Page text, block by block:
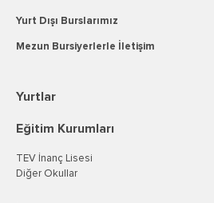
Yurt Dışı Burslarımız
Mezun Bursiyerlerle İletişim
Yurtlar
Eğitim Kurumları
TEV İnanç Lisesi
Diğer Okullar